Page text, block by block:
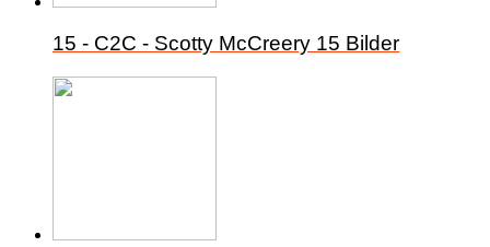
15 - C2C - Scotty McCreery 15 Bilder